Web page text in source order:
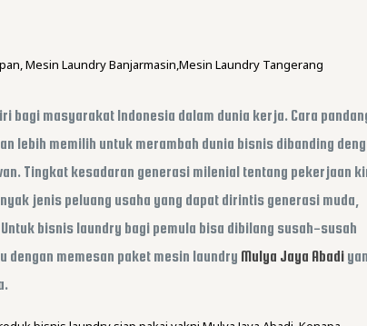
Mesin Laundry Banjarmasin,Mesin Laundry Tangerang
bagi masyarakat Indonesia dalam dunia kerja. Cara
lebih memilih untuk merambah dunia bisnis dibanding
Tingkat kesadaran generasi milenial tentang pekerjaan
jenis peluang usaha yang dapat dirintis generasi muda,
bisnis laundry bagi pemula bisa dibilang susah-susah
dengan memesan paket mesin laundry Mulya Jaya Abadi